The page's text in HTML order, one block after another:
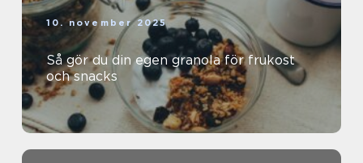
10. november 2025
Så gör du din egen granola för frukost
och snacks